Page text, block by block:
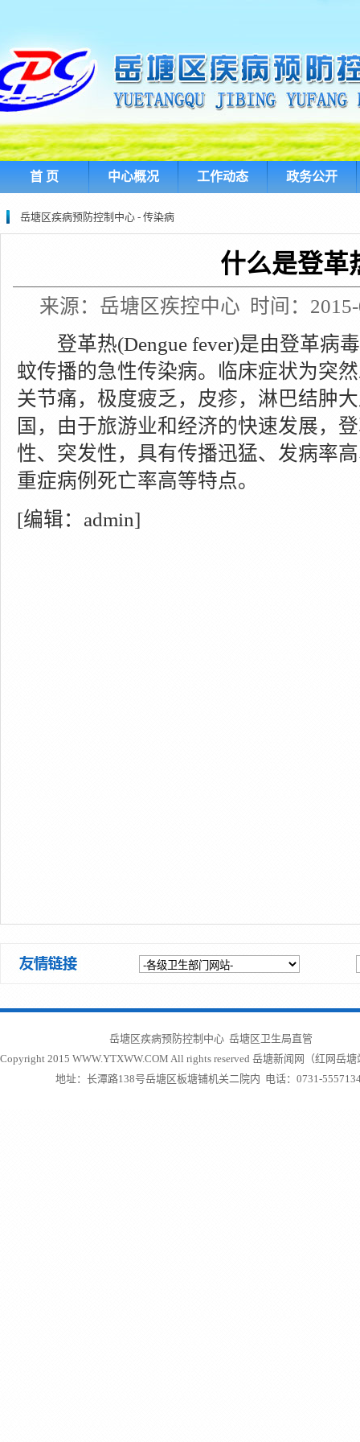
首 页 中心概况 工作动态 政务公开
岳塘区疾病预防控制中心 - 传染病
什么是登革
来源：岳塘区疾控中心 时间：
登革热(Dengue fever)是由登革病毒
蚊传播的急性传染病。临床症状为突
关节痛，极度疲乏，皮疹，淋巴结肿
国，由于旅游业和经济的快速发展，
性、突发性，具有传播迅猛、发病率
重症病例死亡率高等特点。
[编辑：admin]
岳塘区疾病预防控制中心 岳塘区卫生局直管
Copyright 2015 WWW.YTXWW.COM All rights reserved 岳塘新闻网（红网岳塘
地址：长潭路138号岳塘区板塘铺机关二院内 电话：0731-